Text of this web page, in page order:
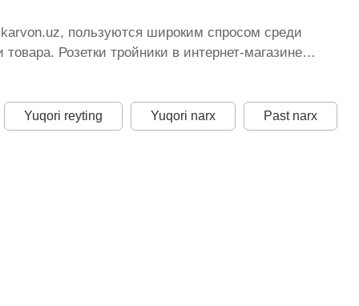
пользуются широким спросом среди
Розетки тройники в интернет-магазине
для каждой позиции из категории Розетки
Yuqori reyting Yuqori narx Past narx